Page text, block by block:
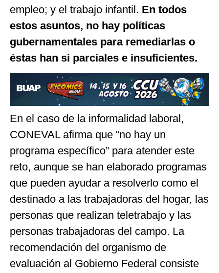
empleo; y el trabajo infantil. En todos
estos asuntos, no hay políticas
gubernamentales para remediarlas o
éstas han si parciales e insuficientes.
En el caso de la informalidad laboral,
CONEVAL afirma que “no hay un
programa específico” para atender este
reto, aunque se han elaborado programas
que pueden ayudar a resolverlo como el
destinado a las trabajadoras del hogar, las
personas que realizan teletrabajo y las
personas trabajadoras del campo. La
recomendación del organismo de
evaluación al Gobierno Federal consiste